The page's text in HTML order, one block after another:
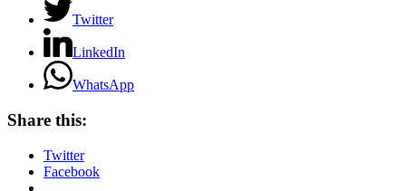
Twitter
LinkedIn
WhatsApp
Share this:
Twitter
Facebook